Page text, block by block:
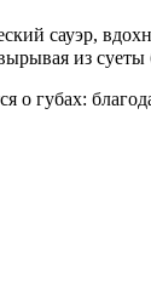
сауэр,
из суеты
губах: